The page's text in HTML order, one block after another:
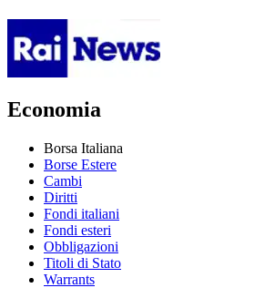
Economia
Borsa Italiana
Borse Estere
Cambi
Diritti
Fondi italiani
Fondi esteri
Obbligazioni
Titoli di Stato
Warrants